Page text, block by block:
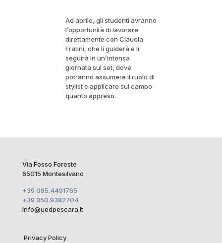
Ad aprile, gli studenti avranno
l’opportunità di lavorare
direttamente con Claudia
Fratini, che li guiderà e li
seguirà in un’intensa
giornata sul set, dove
potranno assumere il ruolo di
stylist e applicare sul campo
quanto appreso.
Via Fosso Foreste
65015 Montesilvano
+39 085.4491765
+39 350.9382704
info@uedpescara.it
Privacy Policy